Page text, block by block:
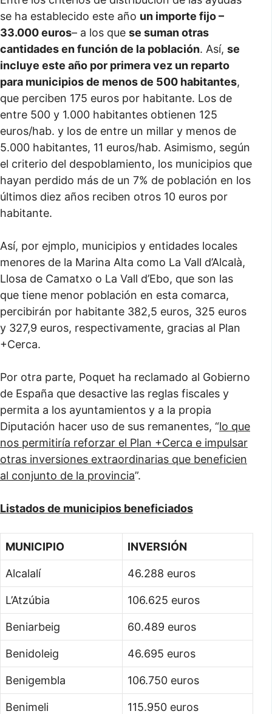
se ha establecido este año un importe fijo –
33.000 euros– a los que se suman otras
cantidades en función de la población. Así, se
incluye este año por primera vez un reparto
para municipios de menos de 500 habitantes,
que perciben 175 euros por habitante. Los de
entre 500 y 1.000 habitantes obtienen 125
euros/hab. y los de entre un millar y menos de
5.000 habitantes, 11 euros/hab. Asimismo, según
el criterio del despoblamiento, los municipios que
hayan perdido más de un 7% de población en los
últimos diez años reciben otros 10 euros por
habitante.
Así, por ejmplo, municipios y entidades locales
menores de la Marina Alta como La Vall d’Alcalà,
Llosa de Camatxo o La Vall d’Ebo, que son las
que tiene menor población en esta comarca,
percibirán por habitante 382,5 euros, 325 euros
y 327,9 euros, respectivamente, gracias al Plan
+Cerca.
Por otra parte, Poquet ha reclamado al Gobierno
de España que desactive las reglas fiscales y
permita a los ayuntamientos y a la propia
Diputación hacer uso de sus remanentes, “lo que
nos permitiría reforzar el Plan +Cerca e impulsar
otras inversiones extraordinarias que beneficien
al conjunto de la provincia”.
Listados de municipios beneficiados
MUNICIPIO INVERSIÓN
Alcalalí 46.288 euros
L’Atzúbia 106.625 euros
Beniarbeig 60.489 euros
Benidoleig 46.695 euros
Benigembla 106.750 euros
Benimeli 115.950 euros